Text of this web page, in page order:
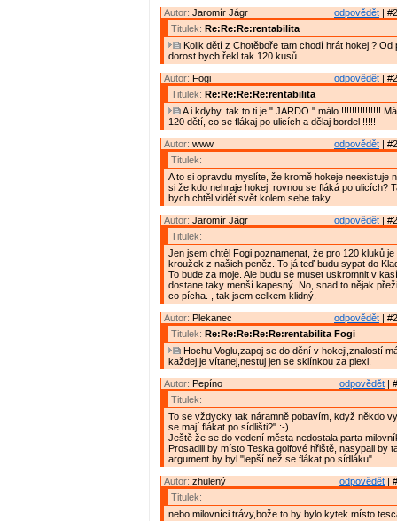
odpovědět |
Autor: Jaromír Jágr
Titulek: Re:Re:Re:rentabilita
Kolik dětí z Chotěboře tam chodí hrát hokej ? Od
dorost bych řekl tak 120 kusů.
odpovědět |
Autor: Fogi
Titulek: Re:Re:Re:Re:rentabilita
A i kdyby, tak to ti je " JARDO " málo !!!!!!!!!!!!!!!
120 dětí, co se flákaj po ulicích a dělaj bordel !!!!!
odpovědět |
Autor: www
Titulek:
A to si opravdu myslíte, že kromě hokeje neexistuje
si že kdo nehraje hokej, rovnou se fláká po ulicích?
bych chtěl vidět svět kolem sebe taky...
odpovědět |
Autor: Jaromír Jágr
Titulek:
Jen jsem chtěl Fogi poznamenat, že pro 120 kluků
kroužek z našich peněz. To já teď budu sypat do
To bude za moje. Ale budu se muset uskromnit v
dostane taky menší kapesný. No, snad to nějak
co pícha. , tak jsem celkem klidný.
odpovědět |
Autor: Plekanec
Titulek: Re:Re:Re:Re:Re:rentabilita Fogi
Hochu Voglu,zapoj se do dění v hokeji,znalostí
každej je vítanej,nestuj jen se sklínkou za plexi.
odpovědět |
Autor: Pepíno
Titulek:
To se vždycky tak náramně pobavím, když někdo
se mají flákat po sídlišti?" :-)
Ještě že se do vedení města nedostala parta
Prosadili by místo Teska golfové hřiště, nasypali by
argument by byl "lepší než se flákat po sídláku".
odpovědět |
Autor: zhulený
Titulek:
nebo milovníci trávy,bože to by bylo kytek místo